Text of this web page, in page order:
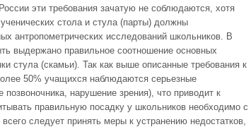
эти требования зачатую не соблюдаются, хотя
стола и стула (парты) должны
антропометрических исследований школьников. В
выдержано правильное соотношение основных
стула (скамьи). Так как выше описанные требования к
50% учащихся наблюдаются серьезные
нарушение зрения), что приводит к
правильную посадку у школьников необходимо с
следует принять меры к устранению недостатков,